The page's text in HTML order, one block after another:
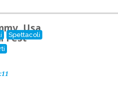
Spettacoli
Usa
Fest